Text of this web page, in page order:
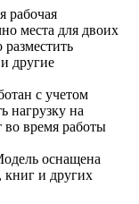
рабочая
места для двоих
разместить
другие
с учетом
нагрузку на
во время работы
оснащена
книг и других